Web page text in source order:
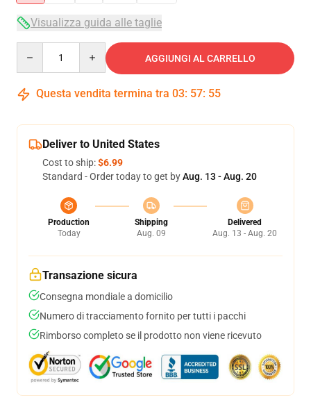
Visualizza guida alle taglie
AGGIUNGI AL CARRELLO
Questa vendita termina tra 03: 57: 54
Deliver to United States
Cost to ship:$6.99
Standard - Order today to get byAug. 13 - Aug. 20
Production
Today
Shipping
Aug. 09
Delivered
Aug. 13 - Aug. 20
Transazione sicura
Consegna mondiale a domicilio
Numero di tracciamento fornito per tutti i pacchi
Rimborso completo se il prodotto non viene ricevuto